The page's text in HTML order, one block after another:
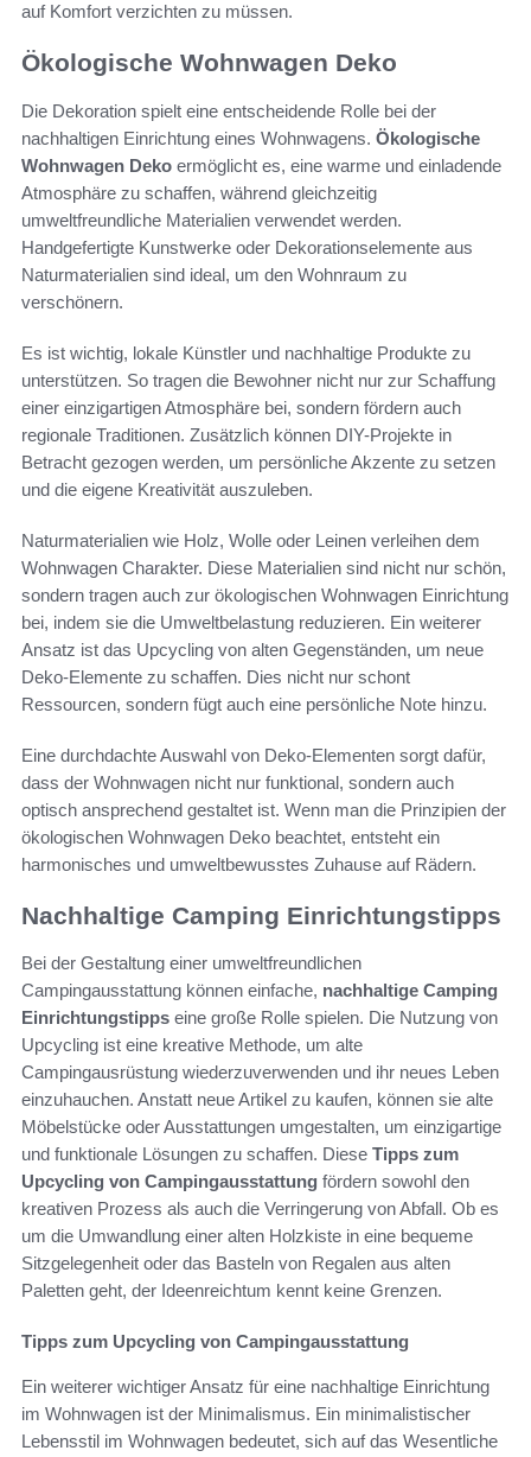
auf Komfort verzichten zu müssen.
Ökologische Wohnwagen Deko
Die Dekoration spielt eine entscheidende Rolle bei der
nachhaltigen Einrichtung eines Wohnwagens. Ökologische
Wohnwagen Deko ermöglicht es, eine warme und einladende
Atmosphäre zu schaffen, während gleichzeitig
umweltfreundliche Materialien verwendet werden.
Handgefertigte Kunstwerke oder Dekorationselemente aus
Naturmaterialien sind ideal, um den Wohnraum zu
verschönern.
Es ist wichtig, lokale Künstler und nachhaltige Produkte zu
unterstützen. So tragen die Bewohner nicht nur zur Schaffung
einer einzigartigen Atmosphäre bei, sondern fördern auch
regionale Traditionen. Zusätzlich können DIY-Projekte in
Betracht gezogen werden, um persönliche Akzente zu setzen
und die eigene Kreativität auszuleben.
Naturmaterialien wie Holz, Wolle oder Leinen verleihen dem
Wohnwagen Charakter. Diese Materialien sind nicht nur schön,
sondern tragen auch zur ökologischen Wohnwagen Einrichtung
bei, indem sie die Umweltbelastung reduzieren. Ein weiterer
Ansatz ist das Upcycling von alten Gegenständen, um neue
Deko-Elemente zu schaffen. Dies nicht nur schont
Ressourcen, sondern fügt auch eine persönliche Note hinzu.
Eine durchdachte Auswahl von Deko-Elementen sorgt dafür,
dass der Wohnwagen nicht nur funktional, sondern auch
optisch ansprechend gestaltet ist. Wenn man die Prinzipien der
ökologischen Wohnwagen Deko beachtet, entsteht ein
harmonisches und umweltbewusstes Zuhause auf Rädern.
Nachhaltige Camping Einrichtungstipps
Bei der Gestaltung einer umweltfreundlichen
Campingausstattung können einfache, nachhaltige Camping
Einrichtungstipps eine große Rolle spielen. Die Nutzung von
Upcycling ist eine kreative Methode, um alte
Campingausrüstung wiederzuverwenden und ihr neues Leben
einzuhauchen. Anstatt neue Artikel zu kaufen, können sie alte
Möbelstücke oder Ausstattungen umgestalten, um einzigartige
und funktionale Lösungen zu schaffen. Diese Tipps zum
Upcycling von Campingausstattung fördern sowohl den
kreativen Prozess als auch die Verringerung von Abfall. Ob es
um die Umwandlung einer alten Holzkiste in eine bequeme
Sitzgelegenheit oder das Basteln von Regalen aus alten
Paletten geht, der Ideenreichtum kennt keine Grenzen.
Tipps zum Upcycling von Campingausstattung
Ein weiterer wichtiger Ansatz für eine nachhaltige Einrichtung
im Wohnwagen ist der Minimalismus. Ein minimalistischer
Lebensstil im Wohnwagen bedeutet, sich auf das Wesentliche